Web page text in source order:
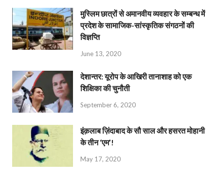
मुस्लिम छात्रों से अमानवीय व्यवहार के सम्बन्ध में
प्रदेश के सामाजिक-सांस्कृतिक संगठनों की
विज्ञप्ति
June 13, 2020
देशान्‍तर: यूरोप के आखिरी तानाशाह को एक
शिक्षिका की चुनौती
September 6, 2020
इंक़लाब ज़िंदाबाद के सौ साल और हसरत मोहानी
के तीन ‘एम’!
May 17, 2020